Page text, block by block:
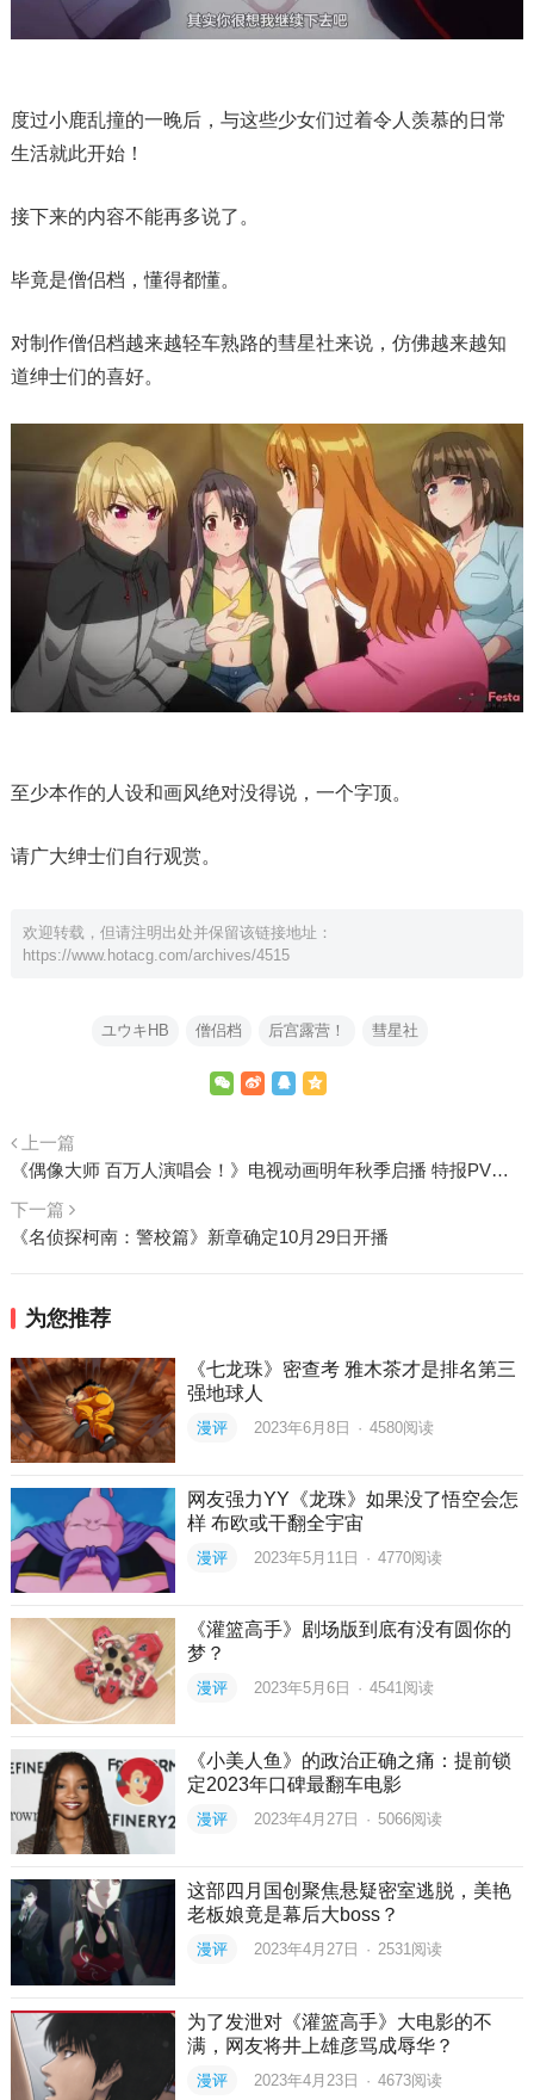
度过小鹿乱撞的一晚后，与这些少女们过着令人羡慕的日常
生活就此开始！
接下来的内容不能再多说了。
毕竟是僧侣档，懂得都懂。
对制作僧侣档越来越轻车熟路的彗星社来说，仿佛越来越知
道绅士们的喜好。
至少本作的人设和画风绝对没得说，一个字顶。
请广大绅士们自行观赏。
欢迎转载，但请注明出处并保留该链接地址：
https://www.hotacg.com/archives/4515
ユウキHB 僧侣档 后宫露营！ 彗星社
上一篇
《偶像大师 百万人演唱会！》电视动画明年秋季启播 特报PV公开
下一篇
《名侦探柯南：警校篇》新章确定10月29日开播
为您推荐
《七龙珠》密查考 雅木茶才是排名第三
强地球人
漫评 2023年6月8日 · 4580阅读
网友强力YY《龙珠》如果没了悟空会怎
样 布欧或干翻全宇宙
漫评 2023年5月11日 · 4770阅读
《灌篮高手》剧场版到底有没有圆你的
梦？
漫评 2023年5月6日 · 4541阅读
《小美人鱼》的政治正确之痛：提前锁
定2023年口碑最翻车电影
漫评 2023年4月27日 · 5066阅读
这部四月国创聚焦悬疑密室逃脱，美艳
老板娘竟是幕后大boss？
漫评 2023年4月27日 · 2531阅读
为了发泄对《灌篮高手》大电影的不
满，网友将井上雄彦骂成辱华？
漫评 2023年4月23日 · 4673阅读